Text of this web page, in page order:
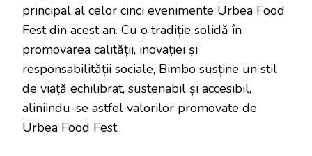
principal al celor cinci evenimente Urbea Food
Fest din acest an. Cu o tradiție solidă în
promovarea calității, inovației și
responsabilității sociale, Bimbo susține un stil
de viață echilibrat, sustenabil și accesibil,
aliniindu-se astfel valorilor promovate de
Urbea Food Fest.